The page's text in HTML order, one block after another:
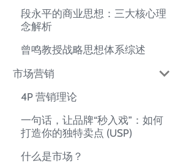
段永平的商业思想：三大核心理
念解析
曾鸣教授战略思想体系综述
市场营销
4P 营销理论
一句话，让品牌“秒入戏”：如何
打造你的独特卖点 (USP)
什么是市场？